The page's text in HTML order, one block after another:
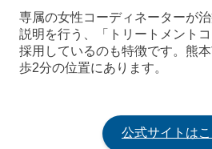
専属の女性コーディネーターが
説明を行う、「トリートメント
採用しているのも特徴です。熊
歩2分の位置にあります。
公式サイトは